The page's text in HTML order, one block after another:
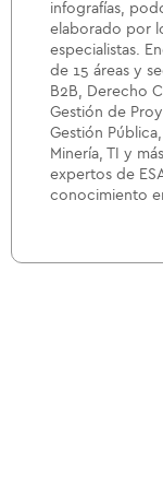
infografías,
elaborado por
especialistas.
de 15 áreas y
B2B, Derecho
Gestión de
Gestión
Minería, TI y
expertos de
conocimiento